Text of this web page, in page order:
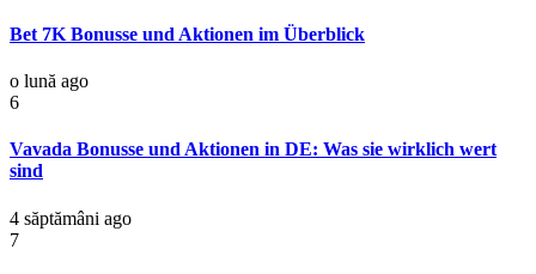
Bet 7K Bonusse und Aktionen im Überblick
o lună ago
6
Vavada Bonusse und Aktionen in DE: Was sie wirklich wert
sind
4 săptămâni ago
7